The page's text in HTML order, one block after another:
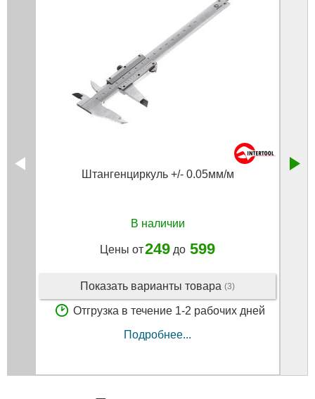
Штангенциркуль +/- 0.05мм/м
В наличии
Цены от249 до 599
Показать варианты товара (3)
Отгрузка в течение 1-2 рабочих дней
Подробнее...